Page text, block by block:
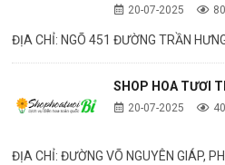
20-07-2025
ĐỊA CHỈ: NGÕ 451 ĐƯỜNG TRẦN
SHOP HOA TƯƠI
20-07-2025
ĐỊA CHỈ: ĐƯỜNG VÕ NGUYÊN GIÁP,